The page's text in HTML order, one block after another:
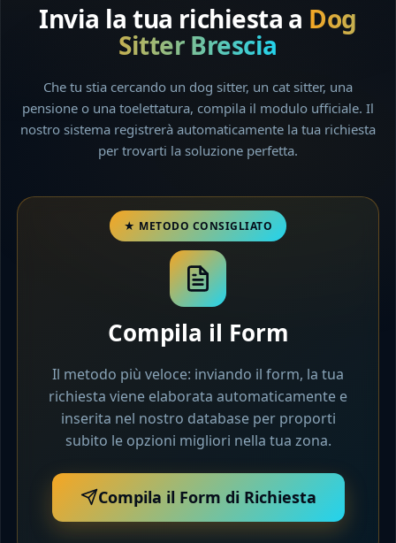
Invia la tua richiesta a Dog
Sitter Brescia
Che tu stia cercando un dog sitter, un cat sitter, una
pensione o una toelettatura, compila il modulo ufficiale. Il
nostro sistema registrerà automaticamente la tua richiesta
per trovarti la soluzione perfetta.
Compila il Form
Il metodo più veloce: inviando il form, la tua
richiesta viene elaborata automaticamente e
inserita nel nostro database per proporti
subito le opzioni migliori nella tua zona.
Compila il Form di Richiesta